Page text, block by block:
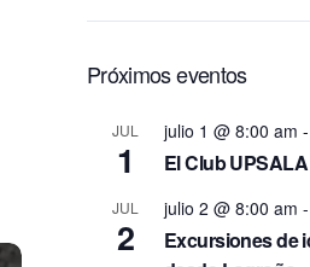
Próximos eventos
JUL
1
julio 1 @ 8:00 am -
El Club
JUL
2
julio 2 @ 8:00 am -
Excursiones de